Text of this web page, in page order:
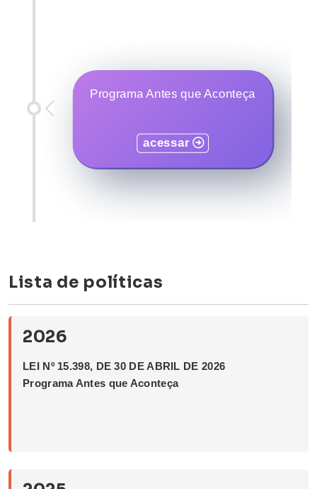
2026
Programa Antes que Aconteça
acessar
Lista de políticas
2026
LEI Nº 15.398, DE 30 DE ABRIL DE 2026
Programa Antes que Aconteça